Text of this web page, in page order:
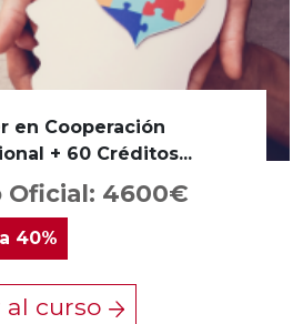
en Cooperación
+ 60 Créditos...
Oficial: 4600€
40%
al curso